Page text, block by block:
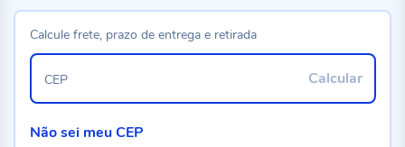
Calcule frete, prazo de entrega e retirada
Calcular
CEP
Não sei meu CEP